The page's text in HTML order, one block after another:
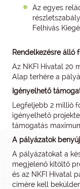
Az egyes
Felhívás
Rendelkezésre álló
Az NKFI Hivatal 20
Alap terhére a
Igényelhető
Legfeljebb 2 millió
igényelhető
támogatás
A pályázatok
A pályázatokat a
megjelenő kitöltő
és az NKFI Hivatal
címére kell